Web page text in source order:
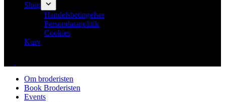
Shop
Handelsbetingelser
Persondatapolitik
Cookies
Kurv
Om broderisten
Book Broderisten
Events